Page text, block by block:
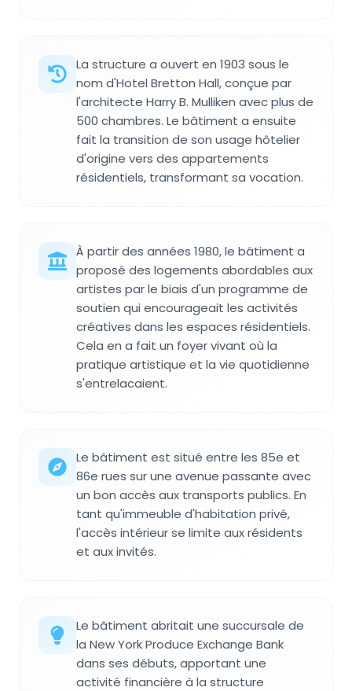
La structure a ouvert en 1903 sous le
nom d'Hotel Bretton Hall, conçue par
l'architecte Harry B. Mulliken avec plus de
500 chambres. Le bâtiment a ensuite
fait la transition de son usage hôtelier
d'origine vers des appartements
résidentiels, transformant sa vocation.
À partir des années 1980, le bâtiment a
proposé des logements abordables aux
artistes par le biais d'un programme de
soutien qui encourageait les activités
créatives dans les espaces résidentiels.
Cela en a fait un foyer vivant où la
pratique artistique et la vie quotidienne
s'entrelacaient.
Le bâtiment est situé entre les 85e et
86e rues sur une avenue passante avec
un bon accès aux transports publics. En
tant qu'immeuble d'habitation privé,
l'accès intérieur se limite aux résidents
et aux invités.
Le bâtiment abritait une succursale de
la New York Produce Exchange Bank
dans ses débuts, apportant une
activité financière à la structure